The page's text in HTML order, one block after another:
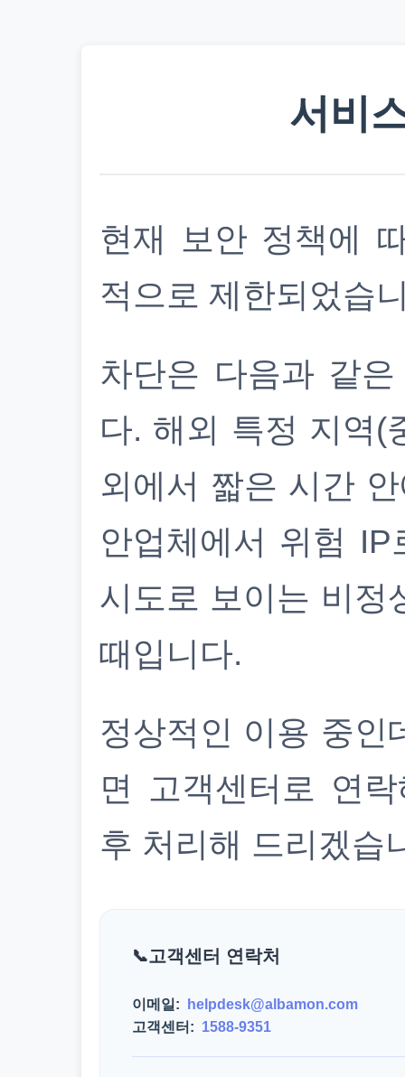
서비
현재 보안 정책에
적으로 제한되었습
차단은 다음과 같
다. 해외 특정 지역(
외에서 짧은 시간
안업체에서 위험
시도로 보이는 비정
때입니다.
정상적인 이용 중인
면 고객센터로 연
후 처리해 드리겠습
고객센터 연락처
이메일:
helpdesk@albamon.com
고객센터: 1588-9351